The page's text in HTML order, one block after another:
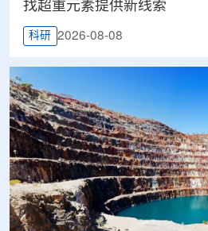
找超重元素提供新线索
科研 2026-08-08